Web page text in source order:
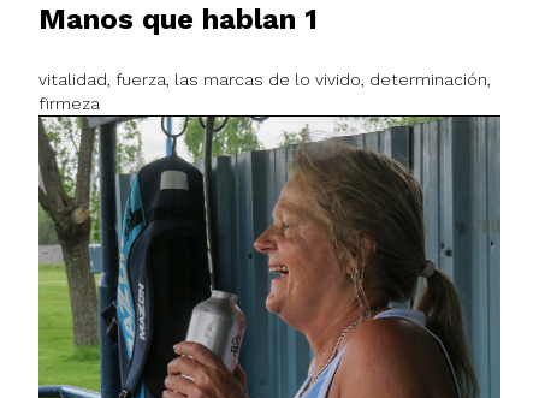
Manos que hablan 1
vitalidad, fuerza, las marcas de lo vivido, determinación,
firmeza